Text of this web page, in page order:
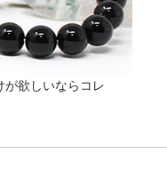
が欲しいならコレ